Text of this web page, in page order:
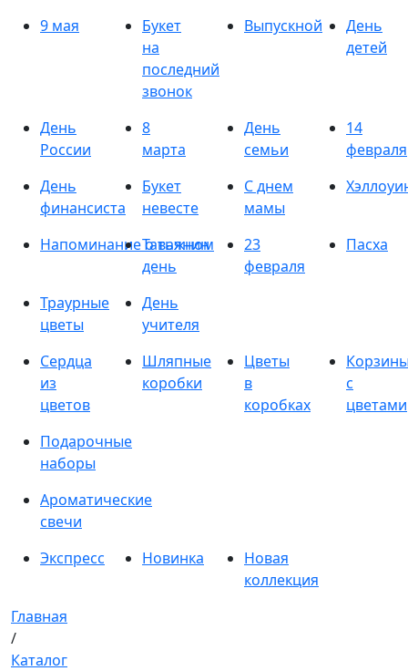
9 мая
Букет
на
последний
звонок
Выпускной
День
детей
День
России
8
марта
День
семьи
14
февраля
День
финансиста
Букет
невесте
С днем
мамы
Напоминание о важном
Татьянин
день
23
февраля
Пасха
Траурные
цветы
День
учителя
Сердца
из
цветов
Шляпные
коробки
Цветы
в
коробках
с
цветами
Подарочные
наборы
Ароматические
свечи
Экспресс
Новинка
Новая
коллекция
Главная
/
Каталог